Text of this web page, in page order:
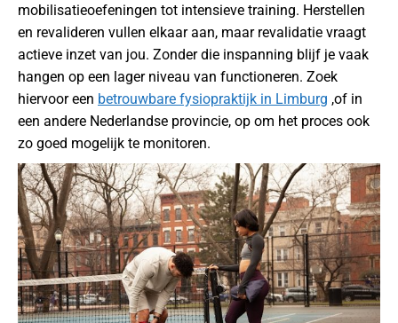
mobilisatieoefeningen tot intensieve training. Herstellen
en revalideren vullen elkaar aan, maar revalidatie vraagt
actieve inzet van jou. Zonder die inspanning blijf je vaak
hangen op een lager niveau van functioneren. Zoek
hiervoor een betrouwbare fysiopraktijk in Limburg ,of in
een andere Nederlandse provincie, op om het proces ook
zo goed mogelijk te monitoren.